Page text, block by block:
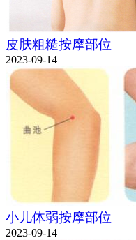
皮肤粗糙按摩部位
2023-09-14
小儿体弱按摩部位
2023-09-14